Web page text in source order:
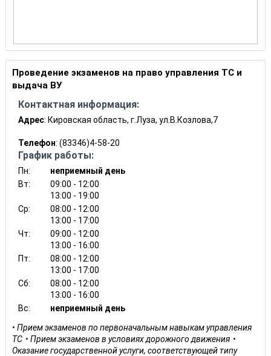
Проведение экзаменов на право управления ТС и
выдача ВУ
Контактная информация:
Адрес: Кировская область, г.Луза, ул.В.Козлова,7
Телефон: (83346)4-58-20
График работы:
Пн:
неприемный день
Вт:
09:00 - 12:00
13:00 - 19:00
Ср:
08:00 - 12:00
13:00 - 17:00
Чт:
09:00 - 12:00
13:00 - 16:00
Пт:
08:00 - 12:00
13:00 - 17:00
Сб:
08:00 - 12:00
13:00 - 16:00
Вс:
неприемный день
Прием экзаменов по первоначальным навыкам управления
ТС
Прием экзаменов в условиях дорожного движения
Оказание государственной услуги, соответствующей типу